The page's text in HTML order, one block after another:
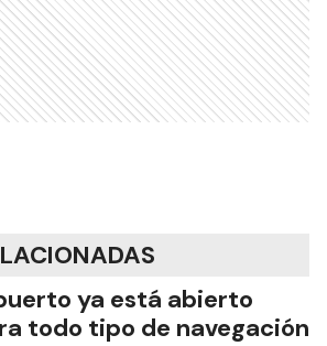
ya está abierto
todo tipo de navegación